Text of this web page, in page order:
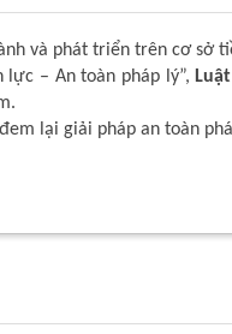
và phát triển trên cơ sở
– An toàn pháp lý”,
lại giải pháp an toàn